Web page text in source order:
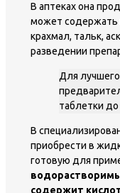
В аптеках она
может содержать
крахмал, тальк,
разведении
Для
таблетки
В
приобрести в
готовую для
содержит